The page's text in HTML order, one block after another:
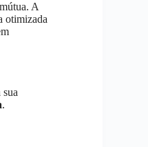
A
otimizada
.